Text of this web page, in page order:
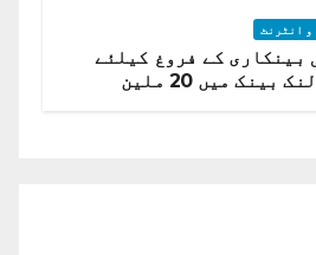
و انٹرنٹ
بینکاری کے فروغ کیلئے
موبی لنک بینک میں 20 ملین